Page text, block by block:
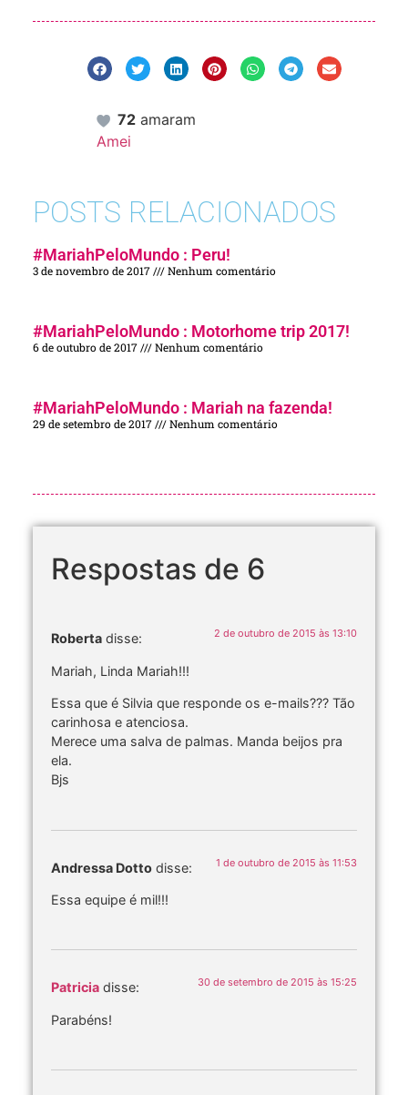
72 amaram
Amei
POSTS RELACIONADOS
#MariahPeloMundo : Peru!
3 de novembro de 2017 Nenhum comentário
#MariahPeloMundo : Motorhome trip 2017!
6 de outubro de 2017 Nenhum comentário
#MariahPeloMundo : Mariah na fazenda!
29 de setembro de 2017 Nenhum comentário
Respostas de 6
Roberta disse: 2 de outubro de 2015 às 13:10
Mariah, Linda Mariah!!!
Essa que é Silvia que responde os e-mails??? Tão
carinhosa e atenciosa.
Merece uma salva de palmas. Manda beijos pra
ela.
Bjs
Andressa Dotto disse: 1 de outubro de 2015 às 11:53
Essa equipe é mil!!!
Patricia disse: 30 de setembro de 2015 às 15:25
Parabéns!